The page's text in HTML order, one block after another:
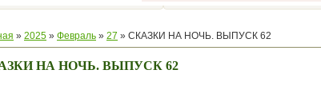
» 2025 » Февраль » 27 » СКАЗКИ НА НОЧЬ. ВЫПУСК 62
НА НОЧЬ. ВЫПУСК 62